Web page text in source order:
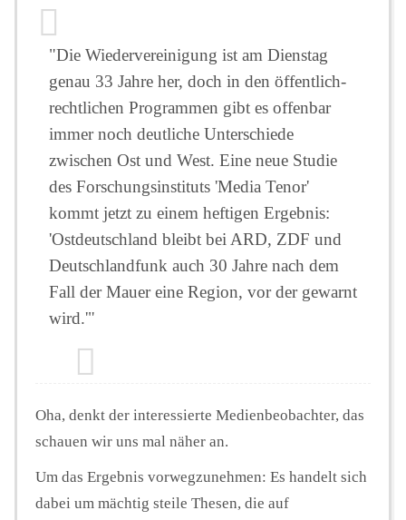
"Die Wiedervereinigung ist am Dienstag
genau 33 Jahre her, doch in den öffentlich-
rechtlichen Programmen gibt es offenbar
immer noch deutliche Unterschiede
zwischen Ost und West. Eine neue Studie
des Forschungsinstituts 'Media Tenor'
kommt jetzt zu einem heftigen Ergebnis:
'Ostdeutschland bleibt bei ARD, ZDF und
Deutschlandfunk auch 30 Jahre nach dem
Fall der Mauer eine Region, vor der gewarnt
wird.'"
Oha, denkt der interessierte Medienbeobachter, das
schauen wir uns mal näher an.
Um das Ergebnis vorwegzunehmen: Es handelt sich
dabei um mächtig steile Thesen, die auf